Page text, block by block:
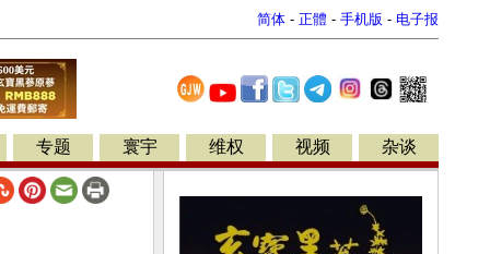
简体 - 正體 - 手机版 - 电子报
专题 寰宇 维权 视频 杂谈